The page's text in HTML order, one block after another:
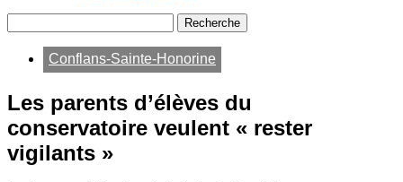
Conflans-Sainte-Honorine
Les parents d’élèves du
conservatoire veulent « rester
vigilants »